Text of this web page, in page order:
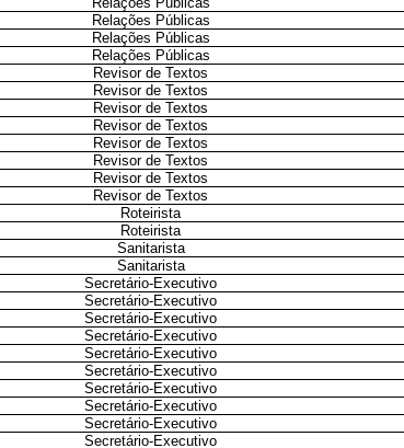
Relações Públicas
Relações Públicas
Relações Públicas
Revisor de Textos
Revisor de Textos
Revisor de Textos
Revisor de Textos
Revisor de Textos
Revisor de Textos
Revisor de Textos
Revisor de Textos
Roteirista
Roteirista
Sanitarista
Sanitarista
Secretário-Executivo
Secretário-Executivo
Secretário-Executivo
Secretário-Executivo
Secretário-Executivo
Secretário-Executivo
Secretário-Executivo
Secretário-Executivo
Secretário-Executivo
Secretário-Executivo